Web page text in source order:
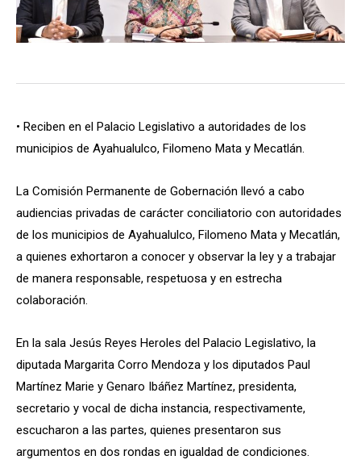
• Reciben en el Palacio Legislativo a autoridades de los
municipios de Ayahualulco, Filomeno Mata y Mecatlán.
La Comisión Permanente de Gobernación llevó a cabo
audiencias privadas de carácter conciliatorio con autoridades
de los municipios de Ayahualulco, Filomeno Mata y Mecatlán,
a quienes exhortaron a conocer y observar la ley y a trabajar
de manera responsable, respetuosa y en estrecha
colaboración.
En la sala Jesús Reyes Heroles del Palacio Legislativo, la
diputada Margarita Corro Mendoza y los diputados Paul
Martínez Marie y Genaro Ibáñez Martínez, presidenta,
secretario y vocal de dicha instancia, respectivamente,
escucharon a las partes, quienes presentaron sus
argumentos en dos rondas en igualdad de condiciones.